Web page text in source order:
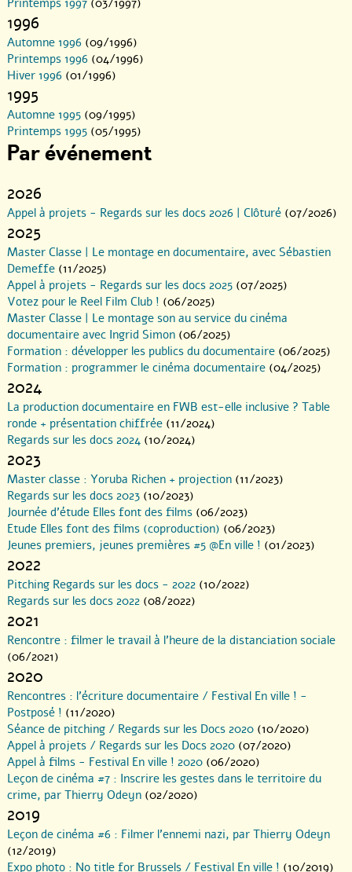
Printemps 1997 (03/1997)
1996
Automne 1996 (09/1996)
Printemps 1996 (04/1996)
Hiver 1996 (01/1996)
1995
Automne 1995 (09/1995)
Printemps 1995 (05/1995)
Par événement
2026
Appel à projets - Regards sur les docs 2026 | Clôturé (07/2026)
2025
Master Classe | Le montage en documentaire, avec Sébastien
Demeffe (11/2025)
Appel à projets - Regards sur les docs 2025 (07/2025)
Votez pour le Reel Film Club ! (06/2025)
Master Classe | Le montage son au service du cinéma
documentaire avec Ingrid Simon (06/2025)
Formation : développer les publics du documentaire (06/2025)
Formation : programmer le cinéma documentaire (04/2025)
2024
La production documentaire en FWB est-elle inclusive ? Table
ronde + présentation chiffrée (11/2024)
Regards sur les docs 2024 (10/2024)
2023
Master classe : Yoruba Richen + projection (11/2023)
Regards sur les docs 2023 (10/2023)
Journée d’étude Elles font des films (06/2023)
Etude Elles font des films (coproduction) (06/2023)
Jeunes premiers, jeunes premières #5 @En ville ! (01/2023)
2022
Pitching Regards sur les docs - 2022 (10/2022)
Regards sur les docs 2022 (08/2022)
2021
Rencontre : filmer le travail à l’heure de la distanciation sociale
(06/2021)
2020
Rencontres : l’écriture documentaire / Festival En ville ! -
Postposé ! (11/2020)
Séance de pitching / Regards sur les Docs 2020 (10/2020)
Appel à projets / Regards sur les Docs 2020 (07/2020)
Appel à films - Festival En ville ! 2020 (06/2020)
Leçon de cinéma #7 : Inscrire les gestes dans le territoire du
crime, par Thierry Odeyn (02/2020)
2019
Leçon de cinéma #6 : Filmer l’ennemi nazi, par Thierry Odeyn
(12/2019)
Expo photo : No title for Brussels / Festival En ville ! (10/2019)